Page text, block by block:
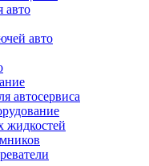
авто
авто
автосервиса
жидкостей